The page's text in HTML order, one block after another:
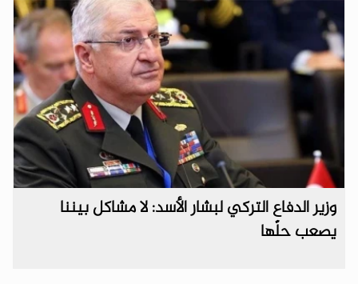
وزير الدفاع التركي لبشار الأسد: لا مشاكل بيننا
يصعب حلّها